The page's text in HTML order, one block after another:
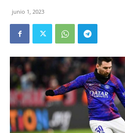
junio 1, 2023